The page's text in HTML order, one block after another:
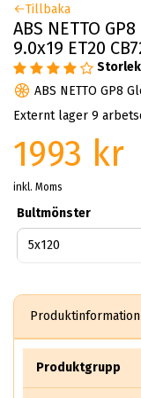
Tillbaka
ABS NETTO
9.0x19 ET20
ABS NETTO GP8
Externt lager 9
1993 kr
inkl. Moms
Bultmönster
Produktinformation
Produktgrupp